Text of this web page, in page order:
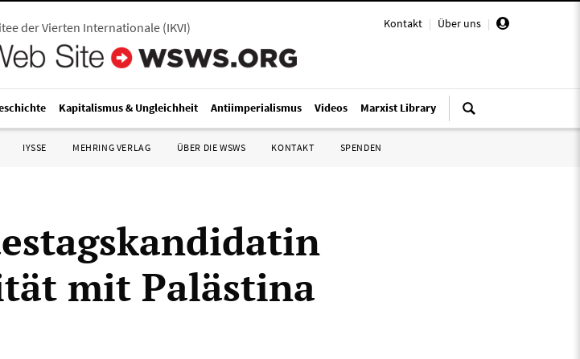
Kontakt | Über uns |
der Vierten Internationale(IKVI)
Kapitalismus & Ungleichheit Antiimperialismus Videos Marxist Library
IYSSE MEHRING VERLAG ÜBER DIE WSWS KONTAKT SPENDEN
mit Palästina